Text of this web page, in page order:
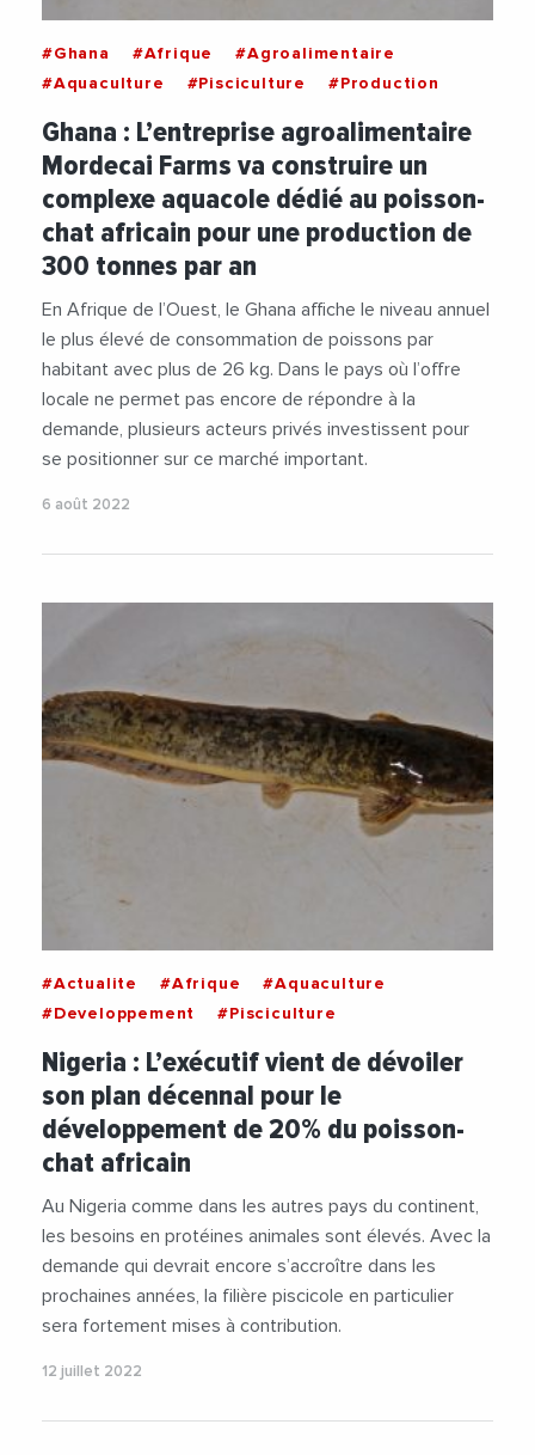
#Ghana #Afrique
#Agroalimentaire
#Aquaculture
#Pisciculture #Production
Ghana : L’entreprise agroalimentaire
Mordecai Farms va construire un
complexe aquacole dédié au poisson-
chat africain pour une production de
300 tonnes par an
En Afrique de l’Ouest, le Ghana affiche le niveau annuel
le plus élevé de consommation de poissons par
habitant avec plus de 26 kg. Dans le pays où l’offre
locale ne permet pas encore de répondre à la
demande, plusieurs acteurs privés investissent pour
se positionner sur ce marché important.
6 août 2022
#Actualite #Afrique
#Aquaculture
#Developpement
#Pisciculture
Nigeria : L’exécutif vient de dévoiler
son plan décennal pour le
développement de 20% du poisson-
chat africain
Au Nigeria comme dans les autres pays du continent,
les besoins en protéines animales sont élevés. Avec la
demande qui devrait encore s’accroître dans les
prochaines années, la filière piscicole en particulier
sera fortement mises à contribution.
12 juillet 2022